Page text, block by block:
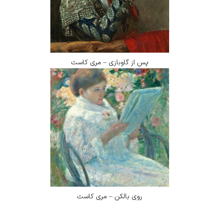
پس از گاوبازی – مری کاست
روی بالکن – مری کاست